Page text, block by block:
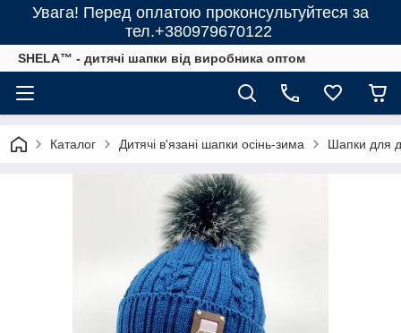
Увага! Перед оплатою проконсультуйтеся за
тел.+380979670122
SHELA™ - дитячі шапки від виробника оптом
Каталог Дитячі в'язані шапки осінь-зима Шапки для